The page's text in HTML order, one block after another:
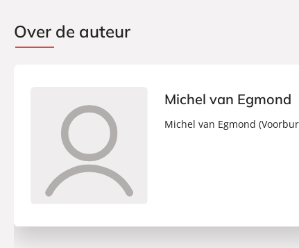
Over de auteur
Michel van Egmond
Michel van Egmond